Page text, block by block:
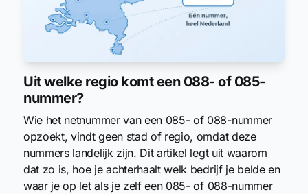
Uit welke regio komt een 088- of 085-
nummer?
Wie het netnummer van een 085- of 088-nummer
opzoekt, vindt geen stad of regio, omdat deze
nummers landelijk zijn. Dit artikel legt uit waarom
dat zo is, hoe je achterhaalt welk bedrijf je belde en
waar je op let als je zelf een 085- of 088-nummer